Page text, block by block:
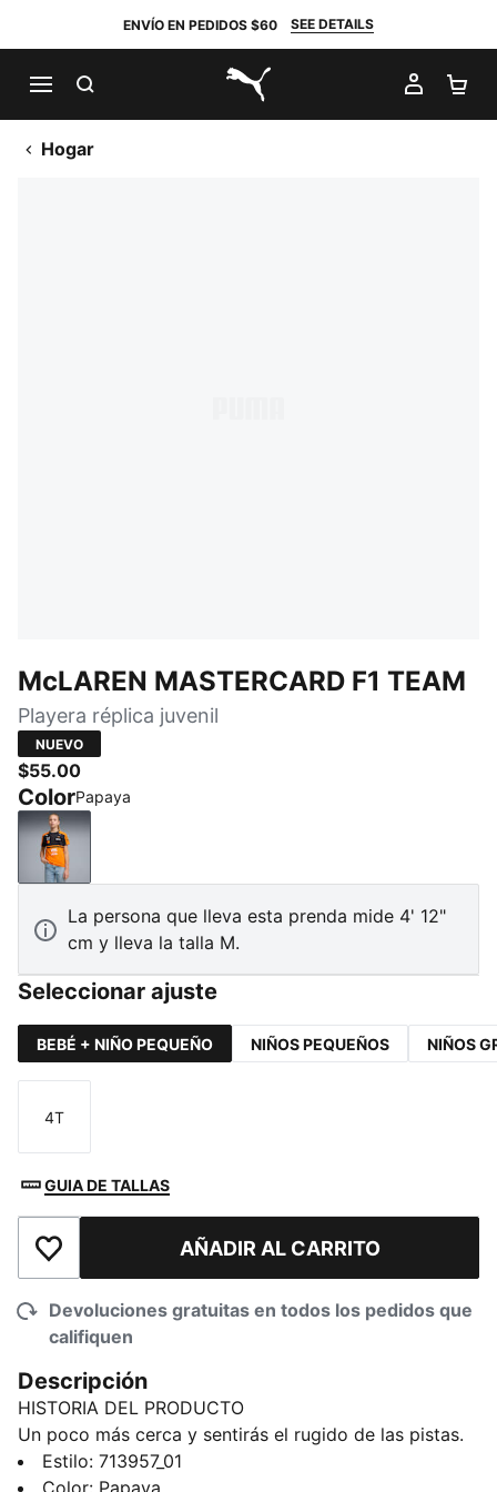
ENVÍO EN PEDIDOS $60 SEE DETAILS
PUMA.com
MI
Hogar
McLAREN MASTERCARD F1 TEAM
Playera réplica juvenil
NUEVO
$55.00
ColorPapaya
Papaya
La persona que lleva esta prenda mide 4' 12"
cm y lleva la talla M.
Seleccionar ajuste
BEBÉ + NIÑO PEQUEÑO NIÑOS PEQUEÑOS NIÑOS
Talla
4T
GUIA DE TALLAS
Añadir a la lista de deseosAÑADIR AL CARRITO
Devoluciones gratuitas en todos los pedidos que
califiquen
Descripción
HISTORIA DEL PRODUCTO
Un poco más cerca y sentirás el rugido de las pistas.
La primera colección McLAREN MASTERCARD F1
TEAM Réplica te lleva al podio del estilo. Con clásicas
Estilo: 713957_01
Color: Papaya